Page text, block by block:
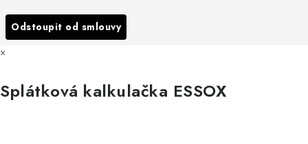
Reklamace
Nákup na splátky ESSOX
Podzimní očista a úklid zahradního nábytku
Odstoupit od smlouvy
×
Splátková kalkulačka ESSOX